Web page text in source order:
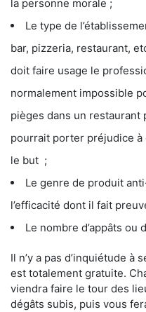
la personne morale ;
Le type de
bar, pizzeria, restaurant,
doit faire usage le
normalement impossible
pièges dans un restaurant
pourrait porter préjudice à
le but ;
Le genre de produit
l’efficacité dont il fait
Le nombre d’appâts ou
Il n’y a pas d’inquiétude à
est totalement gratuite.
viendra faire le tour des
dégâts subis, puis vous